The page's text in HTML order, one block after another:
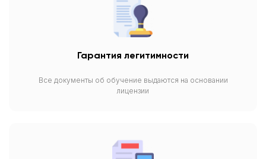
Гарантия легитимности
Все документы об обучение выдаются на основании
лицензии